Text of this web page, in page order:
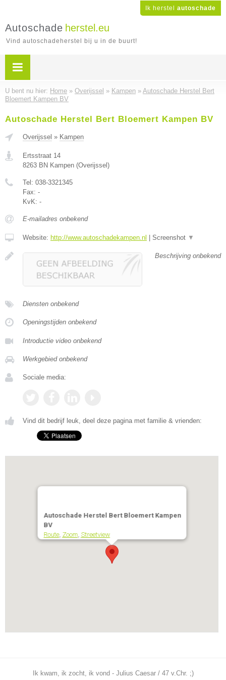
Ik herstel autoschade
Autoschade herstel.eu
Vind autoschadeherstel bij u in de buurt!
U bent nu hier: Home » Overijssel » Kampen » Autoschade Herstel Bert
Bloemert Kampen BV
Autoschade Herstel Bert Bloemert Kampen BV
Overijssel » Kampen
Ertsstraat 14
8263 BN Kampen (Overijssel )
Tel: 038-3321345
Fax: -
KvK: -
E-mailadres onbekend
Website: http://www.autoschadekampen.nl Screenshot ▼
Beschrijving onbekend
Diensten onbekend
Openingstijden onbekend
Introductie video onbekend
Werkgebied onbekend
Sociale media:
Vind dit bedrijf leuk, deel deze pagina met familie & vrienden:
Autoschade Herstel Bert Bloemert Kampen
BV
Route, Zoom, Streetview
Ik kwam, ik zocht, ik vond - Julius Caesar / 47 v.Chr. ;)